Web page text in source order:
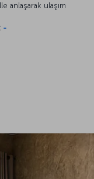
anlaşarak ulaşım
-